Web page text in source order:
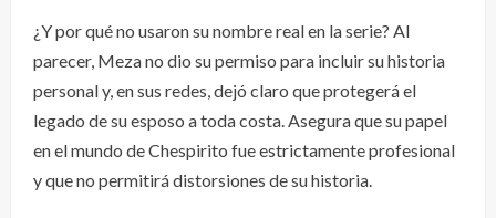
¿Y por qué no usaron su nombre real en la serie? Al
parecer, Meza no dio su permiso para incluir su historia
personal y, en sus redes, dejó claro que protegerá el
legado de su esposo a toda costa. Asegura que su papel
en el mundo de Chespirito fue estrictamente profesional
y que no permitirá distorsiones de su historia.